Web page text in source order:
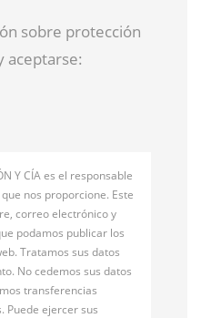
sobre protección
aceptarse:
Y CÍA es el responsable
nos proporcione. Este
correo electrónico y
podamos publicar los
Tratamos sus datos
No cedemos sus datos
transferencias
Puede ejercer sus